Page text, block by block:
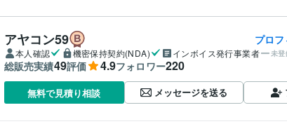
アヤコン59 プロ
本人確認 機密保持契約(NDA) インボイス発行事業者 未登
総販売実績49評価 4.9フォロワー220
無料で見積り相談 メッセージを送る